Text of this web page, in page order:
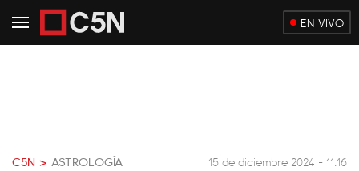
EN VIVO
C5N > ASTROLOGÍA 15 de diciembre 2024 - 11:16